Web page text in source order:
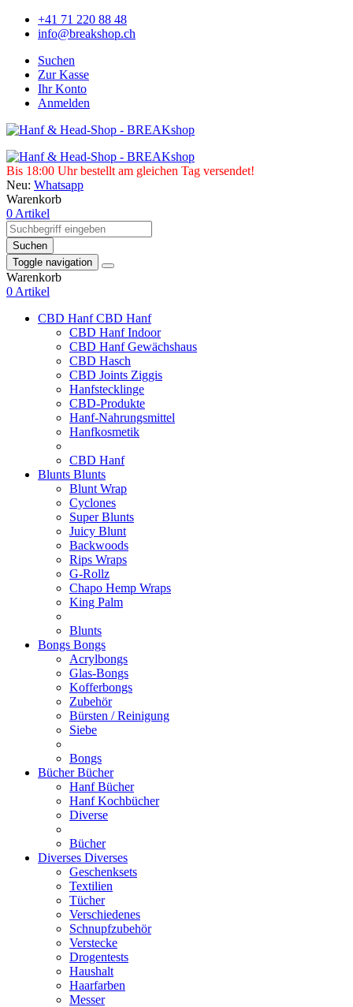
+41 71 220 88 48
info@breakshop.ch
Suchen
Zur Kasse
Ihr Konto
Anmelden
Bis 18:00 Uhr bestellt am gleichen Tag versendet!
Neu: Whatsapp
Warenkorb
0 Artikel
Suchen
Toggle navigation
Warenkorb
0 Artikel
CBD HanfCBD Hanf
CBD Hanf Indoor
CBD Hanf Gewächshaus
CBD Hasch
CBD Joints Ziggis
Hanfstecklinge
CBD-Produkte
Hanf-Nahrungsmittel
Hanfkosmetik
CBD Hanf
Blunts Blunts
Blunt Wrap
Cyclones
Super Blunts
Juicy Blunt
Backwoods
Rips Wraps
G-Rollz
Chapo Hemp Wraps
King Palm
Blunts
Bongs Bongs
Acrylbongs
Glas-Bongs
Kofferbongs
Zubehör
Bürsten / Reinigung
Siebe
Bongs
BücherBücher
Hanf Bücher
Hanf Kochbücher
Diverse
Bücher
Diverses Diverses
Geschenksets
Textilien
Tücher
Verschiedenes
Schnupfzubehör
Verstecke
Drogentests
Haushalt
Haarfarben
Messer